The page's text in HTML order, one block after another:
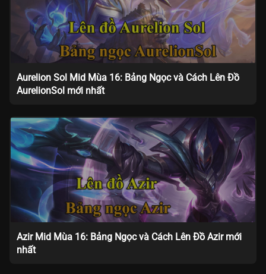
Aurelion Sol Mid Mùa 16: Bảng Ngọc và Cách Lên Đồ
AurelionSol mới nhất
Azir Mid Mùa 16: Bảng Ngọc và Cách Lên Đồ Azir mới
nhất